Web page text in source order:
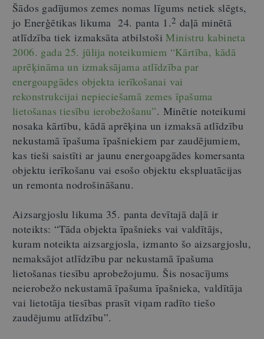
Šādos gadījumos zemes nomas līgums netiek slēgts,
jo Enerģētikas likuma 24. panta 1.2 daļā minētā
atlīdzība tiek izmaksāta atbilstošiMinistru kabineta
2006. gada 25. jūlija noteikumiem “Kārtība, kādā
aprēķināma un izmaksājama atlīdzība par
energoapgādes objekta ierīkošanai vai
rekonstrukcijai nepieciešamā zemes īpašuma
lietošanas tiesību ierobežošanu”. Minētie noteikumi
nosaka kārtību, kādā aprēķina un izmaksā atlīdzību
nekustamā īpašuma īpašniekiem par zaudējumiem,
kas tieši saistīti ar jaunu energoapgādes komersanta
objektu ierīkošanu vai esošo objektu ekspluatācijas
un remonta nodrošināšanu.
Aizsargjoslu likuma 35. panta devītajā daļā ir
noteikts: “Tāda objekta īpašnieks vai valdītājs,
kuram noteikta aizsargjosla, izmanto šo aizsargjoslu,
nemaksājot atlīdzību par nekustamā īpašuma
lietošanas tiesību aprobežojumu. Šis nosacījums
neierobežo nekustamā īpašuma īpašnieka, valdītāja
vai lietotāja tiesības prasīt viņam radīto tiešo
zaudējumu atlīdzību”.